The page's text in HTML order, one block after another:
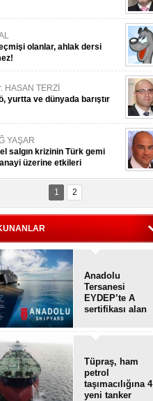
olanlar, ahlak dersi
HASAN TERZİ
yurtta ve dünyada barıştır
YAŞAR
salgın krizinin Türk gemi
üzerine etkileri
AZMİ GÖKSOY
1 2
Anadolu
Tersanesi
EYDEP’te A
sertifikası alan
Tüpraş, ham
petrol
taşımacılığına 4
yeni tanker